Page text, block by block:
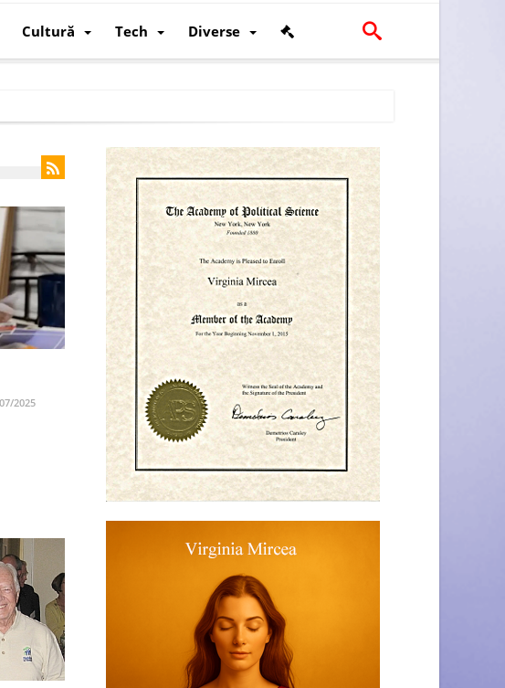
Cultură Tech Diverse
spune
a demografiei, fiscalității și poziției României în U.E.
2025